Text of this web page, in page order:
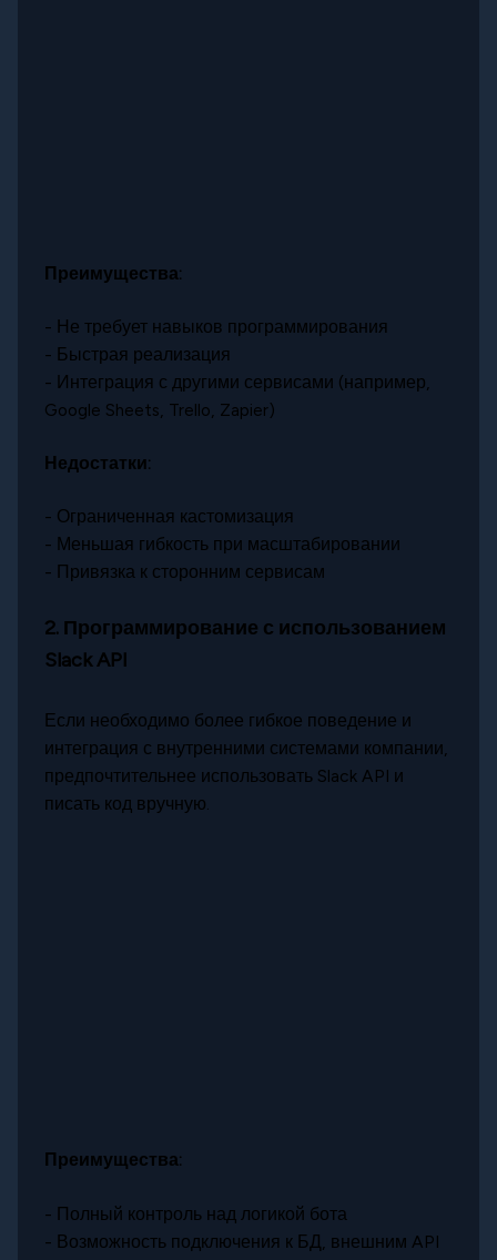
Преимущества:
- Не требует навыков программирования
- Быстрая реализация
- Интеграция с другими сервисами (например,
Google Sheets, Trello, Zapier)
Недостатки:
- Ограниченная кастомизация
- Меньшая гибкость при масштабировании
- Привязка к сторонним сервисам
2. Программирование с использованием
Slack API
Если необходимо более гибкое поведение и
интеграция с внутренними системами компании,
предпочтительнее использовать Slack API и
писать код вручную.
Преимущества:
- Полный контроль над логикой бота
- Возможность подключения к БД, внешним API